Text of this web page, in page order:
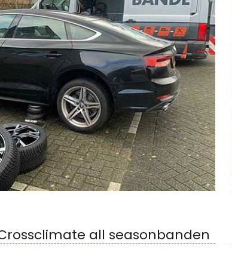
all seasonbanden